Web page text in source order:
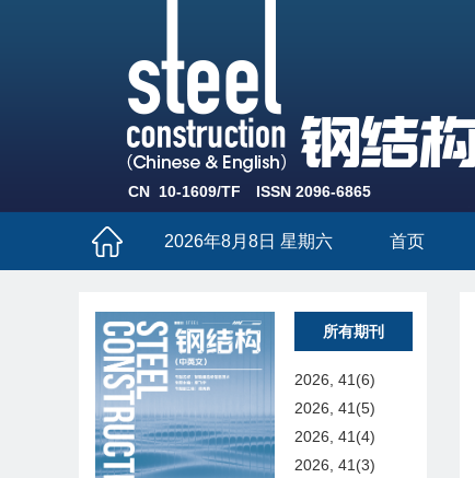
CN 10-1609/TF ISSN 2096-6865
2026年8月8日 星期六 首页
所有期刊
2026, 41(6)
2026, 41(5)
2026, 41(4)
2026, 41(3)